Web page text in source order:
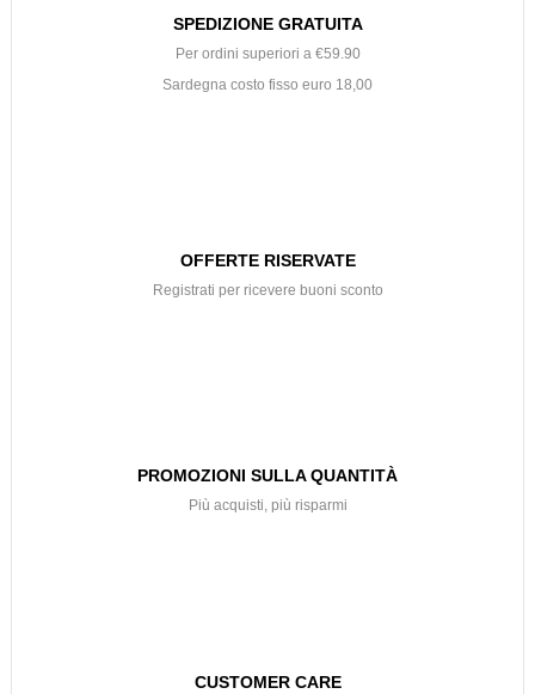
SPEDIZIONE GRATUITA
Per ordini superiori a €59.90
Sardegna costo fisso euro 18,00
OFFERTE RISERVATE
Registrati per ricevere buoni sconto
PROMOZIONI SULLA QUANTITÀ
Più acquisti, più risparmi
CUSTOMER CARE